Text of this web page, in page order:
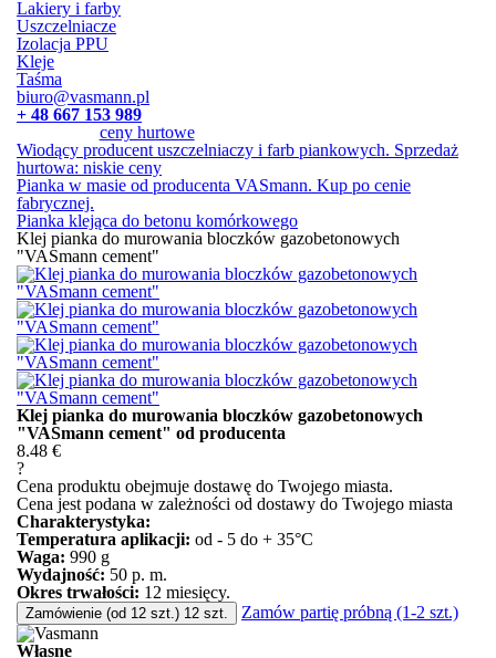
Lakiery i farby
Uszczelniacze
Izolacja PPU
Kleje
Taśma
biuro@vasmann.pl
+ 48 667 153 989
ceny hurtowe
Wiodący producent uszczelniaczy i farb piankowych. Sprzedaż
hurtowa: niskie ceny
Pianka w masie od producenta VASmann. Kup po cenie
fabrycznej.
Pianka klejąca do betonu komórkowego
Klej pianka do murowania bloczków gazobetonowych
"VASmann cement"
Klej pianka do murowania bloczków gazobetonowych
"VASmann cement" od producenta
8.48 €
?
Cena produktu obejmuje dostawę do Twojego miasta.
Cena jest podana w zależności od dostawy do Twojego miasta
Charakterystyka:
Temperatura aplikacji: od - 5 do + 35°C
Waga: 990 g
Wydajność: 50 p. m.
Okres trwałości: 12 miesięcy.
Zamówienie (od 12 szt.) 12 szt. Zamów partię próbną (1-2 szt.)
Własne